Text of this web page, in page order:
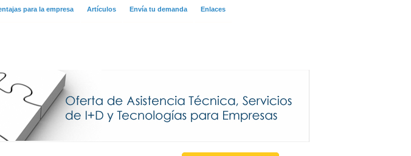
para la empresa Artículos Envía tu demanda Enlaces